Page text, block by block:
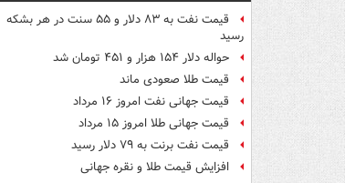
قیمت نفت به ۸۳ دلار و ۵۵ سنت در هر بشکه
رسید
حواله دلار ۱۵۴ هزار و ۴۵۱ تومان شد
قیمت طلا صعودی ماند
قیمت جهانی نفت امروز ۱۶ مرداد
قیمت جهانی طلا امروز ۱۵ مرداد
قیمت نفت برنت به ۷۹ دلار رسید
افزایش قیمت طلا و نقره جهانی